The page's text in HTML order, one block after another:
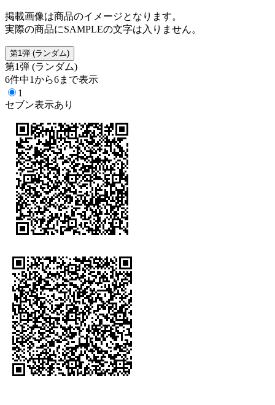
掲載画像は商品のイメージとなります。
実際の商品にSAMPLEの文字は入りません。
第1弾 (ランダム)
第1弾 (ランダム)
6件中1から6まで表示
1
セブン表示あり